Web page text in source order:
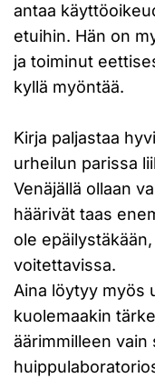
antaa
etuihin. Hän on
ja toiminut
kyllä myöntää.
Kirja paljastaa
urheilun parissa
Venäjällä ollaan
häärivät taas
ole
voitettavissa.
Aina löytyy myös
kuolemaakin
äärimmilleen vain